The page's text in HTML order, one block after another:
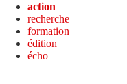
action
recherche
formation
édition
écho